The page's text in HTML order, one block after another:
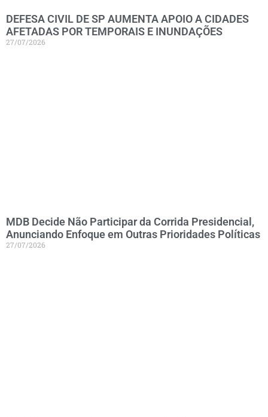
DEFESA CIVIL DE SP AUMENTA APOIO A CIDADES
AFETADAS POR TEMPORAIS E INUNDAÇÕES
27/07/2026
MDB Decide Não Participar da Corrida Presidencial,
Anunciando Enfoque em Outras Prioridades Políticas
27/07/2026